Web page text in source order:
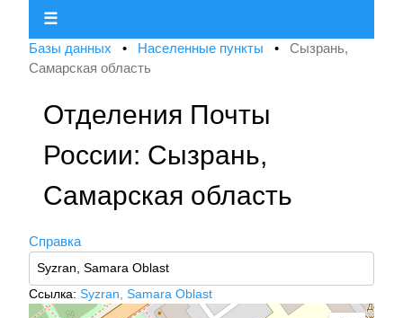
☰
Базы данных • Населенные пункты • Сызрань,
Самарская область
Отделения Почты
России: Сызрань,
Самарская область
Справка
Ссылка: Syzran, Samara Oblast